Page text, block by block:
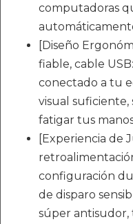
computadoras
[Diseño
fiable, cable
conectado a tu
visual suficiente,
fatigar tus
[Experiencia de
configuración
de disparo
súper antisudor,